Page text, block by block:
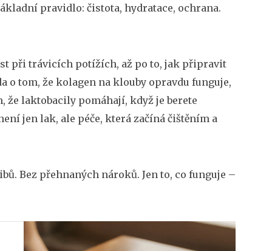
pravidlo: čistota, hydratace, ochrana.
při trávicích potížích, až po to, jak připravit
o tom, že kolagen na klouby opravdu funguje,
že laktobacily pomáhají, když je berete
jen lak, ale péče, která začíná čištěním a
Bez přehnaných nároků. Jen to, co funguje –